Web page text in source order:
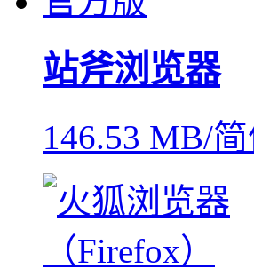
站斧浏览器
146.53 MB/